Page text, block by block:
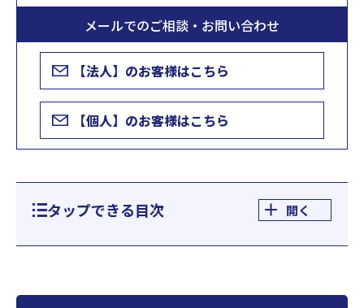
メールでのご相談・お問い合わせ
【法人】のお客様はこちら
【個人】のお客様はこちら
タップできる目次 開く